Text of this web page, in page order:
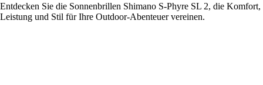
Entdecken Sie die Sonnenbrillen Shimano S-Phyre SL 2, die Komfort,
Leistung und Stil für Ihre Outdoor-Abenteuer vereinen.